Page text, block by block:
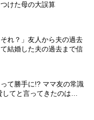
けた母の大誤算
れ？」友人から夫の過去
結婚した夫の過去まで信
て勝手に!? ママ友の常識
てと言ってきたのは…